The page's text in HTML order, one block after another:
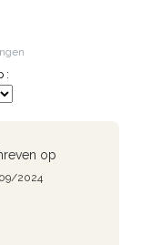
:
op
2024